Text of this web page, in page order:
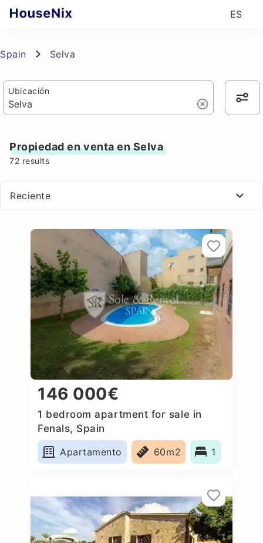
ES
Spain Selva
Ubicación
Propiedad en venta en Selva
72 results
Reciente
146 000€
1 bedroom apartment for sale in
Fenals, Spain
Apartamento
60m2 1